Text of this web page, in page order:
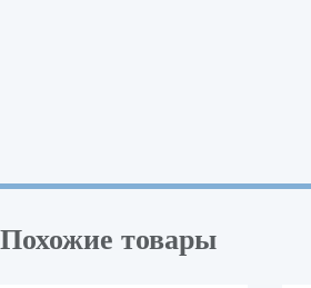
Похожие товары